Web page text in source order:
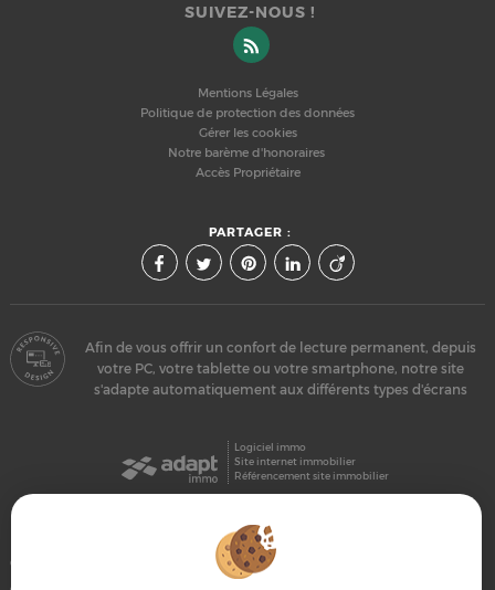
SUIVEZ-NOUS !
Mentions Légales
Politique de protection des données
Gérer les cookies
Notre barème d'honoraires
Accès Propriétaire
PARTAGER :
Afin de vous offrir un confort de lecture permanent, depuis
votre PC, votre tablette ou votre smartphone, notre site
s'adapte automatiquement aux différents types d'écrans
Logiciel immo
Site internet immobilier
Référencement site immobilier
Gisors (27140)